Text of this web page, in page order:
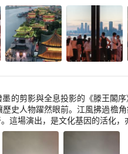
的剪影與全息投影的《滕王閣
史人物躍然眼前。江風拂過檐
這場演出，是文化基因的活化